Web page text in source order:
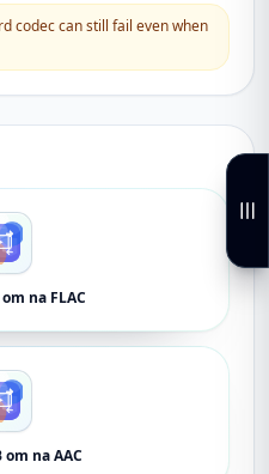
codec can still fail even when
na FLAC
om na AAC